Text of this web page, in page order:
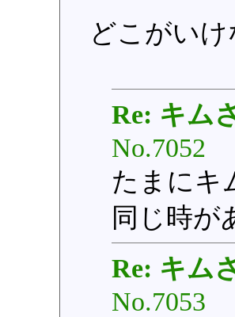
どこがい
Re: キム
No.7052
たまにキ
同じ時が
Re: キム
No.7053